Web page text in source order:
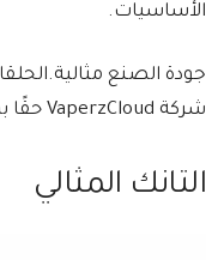
الأساسيات.
جودة الصنع
شركة VaperzCloud حقًا بصناعة تانك مثالي.
التانك المثالي